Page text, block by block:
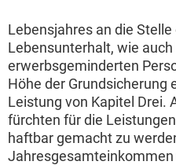
Lebensjahres an die
Lebensunterhalt, wie
erwerbsgeminderten
Höhe der Grundsicherung
Leistung von Kapitel Drei.
fürchten für die
haftbar gemacht zu